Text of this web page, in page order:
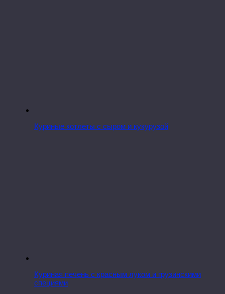
Куриные котлеты с сыром и кукурузой
Куриная печень с красным луком и грузинскими
специями